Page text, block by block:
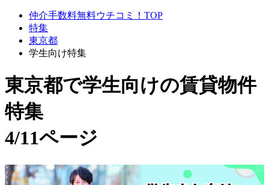
仲介手数料無料ウチコミ！TOP
特集
東京都
学生向け特集
東京都で学生向けの賃貸物件
特集
4/11ページ